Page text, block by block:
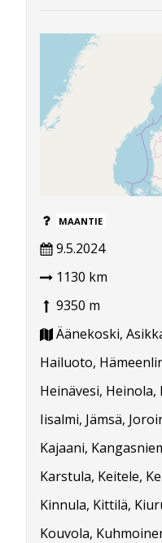
MAANTIE
9.5.2024
1130 km
9350 m
Äänekoski,
Hailuoto,
Heinävesi,
Iisalmi, Jämsä,
Kajaani,
Karstula, Keitele,
Kinnula, Kittilä,
Kouvola,